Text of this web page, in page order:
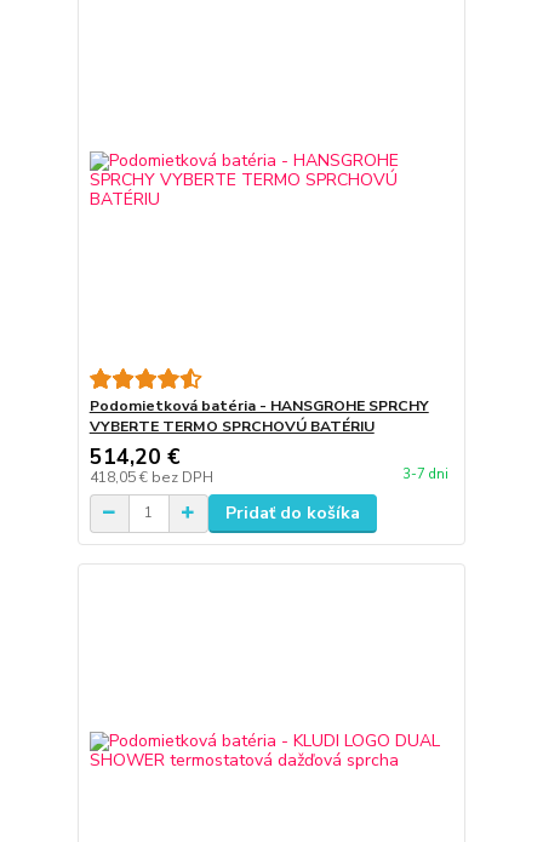
Podomietková batéria - HANSGROHE SPRCHY
VYBERTE TERMO SPRCHOVÚ BATÉRIU
514,20 €
418,05 € bez DPH 3-7 dni
Pridať do košíka